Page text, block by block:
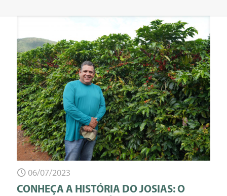
06/07/2023
CONHEÇA A HISTÓRIA DO JOSIAS: O